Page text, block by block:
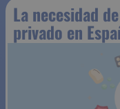
La necesidad
privado en